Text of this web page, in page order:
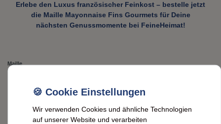
Erlebe den Luxus französischer Feinkost – bestelle jetzt
die Maille Mayonnaise Fins Gourmets für Deine
nächsten Genussmomente bei FeineHeimat!
Maille
Maille Mayonnaise Fins
Gourmets: Französische
Feinkost, 320g-Glas
Wir verwenden Cookies und ähnliche Technologien
auf unserer Website und verarbeiten